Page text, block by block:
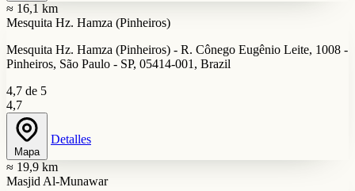
≈ 16,1 km
Mesquita Hz. Hamza (Pinheiros)
Mesquita Hz. Hamza (Pinheiros) - R. Cônego Eugênio Leite, 1008 -
Pinheiros, São Paulo - SP, 05414-001, Brazil
4,7 de 5
4,7
Mapa
Detalles
≈ 19,9 km
Masjid Al-Munawar